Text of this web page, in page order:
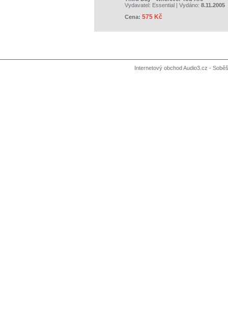
Vydavatel: Essential | Vydáno: 8.11.2005
Cena: 575 Kč
Internetový obchod Audio3.cz -